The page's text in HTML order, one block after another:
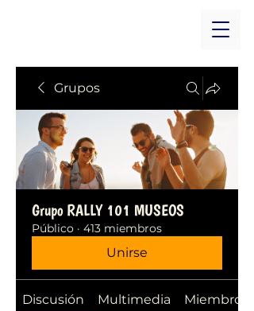
Grupos
Grupo RALLY 101 MUSEOS
Público · 413 miembros
Unirse
Discusión Multimedia Miembros